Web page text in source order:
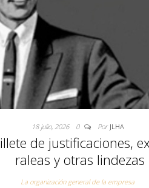
18 julio, 2026 0 Por JLHA
de justificaciones,
raleas y otras lindezas
La organización general de la empresa